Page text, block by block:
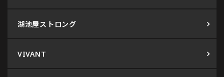
湖池屋ストロング
VIVANT